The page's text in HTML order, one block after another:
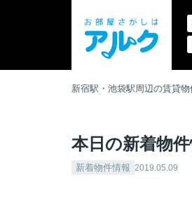
新宿駅・池袋駅周辺の賃貸
本日の新着物件
新着物件情報 2019.05.09